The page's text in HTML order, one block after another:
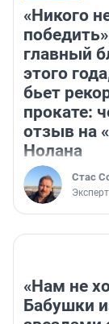
«Никого
главный
этого
бьет
прокате:
отзыв на
Нолана
Стас
Эксперт
«Нам не
Бабушки